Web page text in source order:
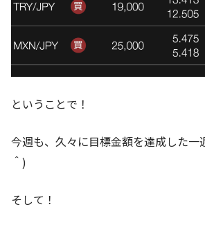
ということで！
今週も、久々に目標金額を達成した
＾)
そして！